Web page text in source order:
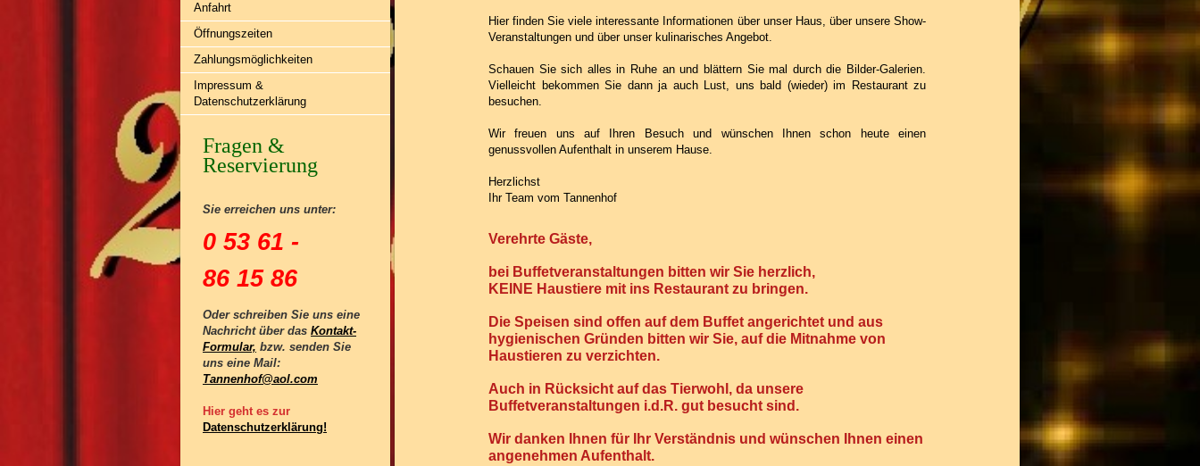
Anfahrt
Öffnungszeiten
Zahlungsmöglichkeiten
Impressum &
Datenschutzerklärung
Fragen &
Reservierung
Sie erreichen uns unter:
0 53 61 -
86 15 86
Oder schreiben Sie uns eine
Nachricht über das Kontakt-
Formular, bzw. senden Sie
uns eine Mail:
Tannenhof@aol.com
Hier geht es zur
Datenschutzerklärung!
Hier finden Sie viele interessante Informationen über unser Haus, über unsere Show-
Veranstaltungen und über unser kulinarisches Angebot.
Schauen Sie sich alles in Ruhe an und blättern Sie mal durch die Bilder-Galerien.
Vielleicht bekommen Sie dann ja auch Lust, uns bald (wieder) im Restaurant zu
besuchen.
Wir freuen uns auf Ihren Besuch und wünschen Ihnen schon heute einen
genussvollen Aufenthalt in unserem Hause.
Herzlichst
Ihr Team vom Tannenhof
Verehrte Gäste,
bei Buffetveranstaltungen bitten wir Sie herzlich,
KEINE Haustiere mit ins Restaurant zu bringen.
Die Speisen sind offen auf dem Buffet angerichtet und aus
hygienischen Gründen bitten wir Sie, auf die Mitnahme von
Haustieren zu verzichten.
Auch in Rücksicht auf das Tierwohl, da unsere
Buffetveranstaltungen i.d.R. gut besucht sind.
Wir danken Ihnen für Ihr Verständnis und wünschen Ihnen einen
angenehmen Aufenthalt.